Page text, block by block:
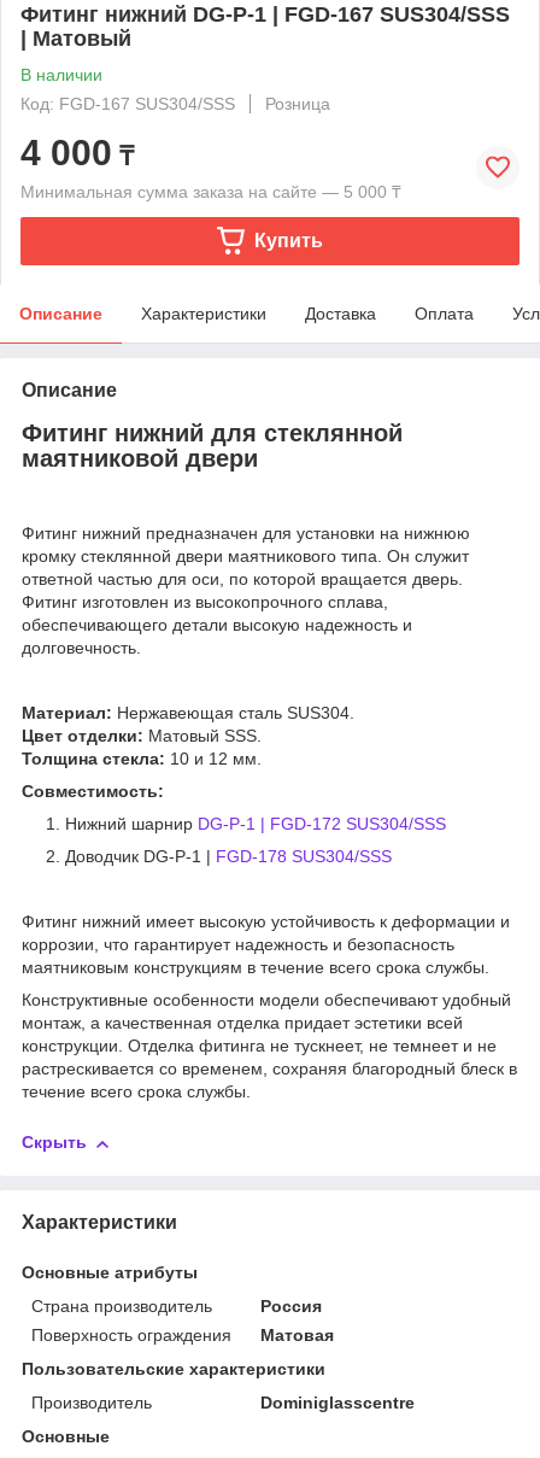
Фитинг нижний DG-P-1 | FGD-167 SUS304/SSS
| Матовый
В наличии
Код: FGD-167 SUS304/SSS
Розница
4 000 ₸
Минимальная сумма заказа на сайте — 5 000 ₸
Купить
Описание Характеристики Доставка Оплата
Описание
Фитинг нижний для стеклянной
маятниковой двери
Фитинг нижний предназначен для установки на нижнюю
кромку стеклянной двери маятникового типа. Он служит
ответной частью для оси, по которой вращается дверь.
Фитинг изготовлен из высокопрочного сплава,
обеспечивающего детали высокую надежность и
долговечность.
Материал: Нержавеющая сталь SUS304.
Цвет отделки: Матовый SSS.
Толщина стекла: 10 и 12 мм.
Совместимость:
Нижний шарнир DG-P-1 | FGD-172 SUS304/SSS
Доводчик DG-P-1 | FGD-178 SUS304/SSS
Фитинг нижний имеет высокую устойчивость к деформации и
коррозии, что гарантирует надежность и безопасность
маятниковым конструкциям в течение всего срока службы.
Конструктивные особенности модели обеспечивают удобный
монтаж, а качественная отделка придает эстетики всей
конструкции. Отделка фитинга не тускнеет, не темнеет и не
растрескивается со временем, сохраняя благородный блеск в
течение всего срока службы.
Скрыть
Характеристики
Основные атрибуты
Страна производитель
Россия
Поверхность ограждения
Матовая
Пользовательские характеристики
Производитель
Dominiglasscentre
Основные